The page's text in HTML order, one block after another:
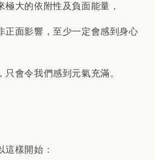
大的依附性及負面能量，
正面影響，至少一定會感到身心
會令我們感到元氣充滿。
這樣開始：